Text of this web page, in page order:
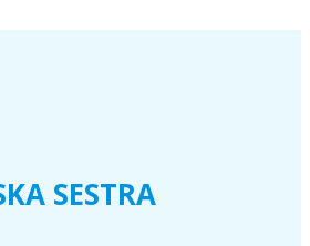
SESTRA